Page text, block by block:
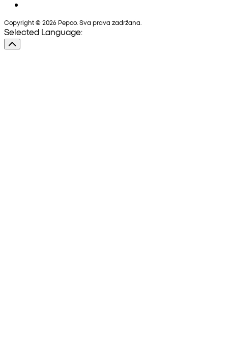
Copyright © 2026 Pepco. Sva prava zadržana.
Selected Language: